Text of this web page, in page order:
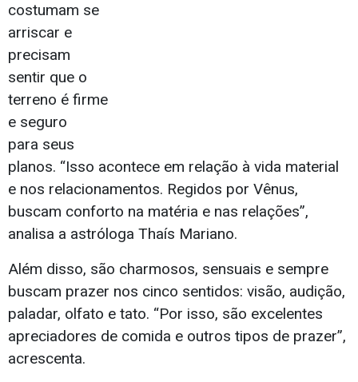
costumam se
arriscar e
precisam
sentir que o
terreno é firme
e seguro
para seus
planos. “Isso acontece em relação à vida material
e nos relacionamentos. Regidos por Vênus,
buscam conforto na matéria e nas relações”,
analisa a astróloga Thaís Mariano.
Além disso, são charmosos, sensuais e sempre
buscam prazer nos cinco sentidos: visão, audição,
paladar, olfato e tato. “Por isso, são excelentes
apreciadores de comida e outros tipos de prazer”,
acrescenta.